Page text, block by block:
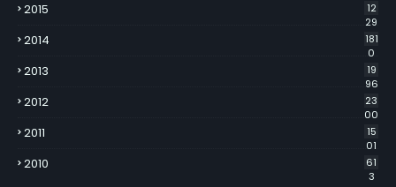
2015
12
29
2014
181
0
2013
19
96
2012
23
00
2011
15
01
2010
61
3